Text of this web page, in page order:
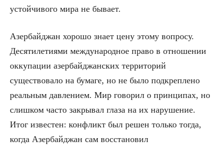
устойчивого мира не бывает.
Азербайджан хорошо знает цену этому вопросу.
Десятилетиями международное право в отношении
оккупации азербайджанских территорий
существовало на бумаге, но не было подкреплено
реальным давлением. Мир говорил о принципах, но
слишком часто закрывал глаза на их нарушение.
Итог известен: конфликт был решен только тогда,
когда Азербайджан сам восстановил